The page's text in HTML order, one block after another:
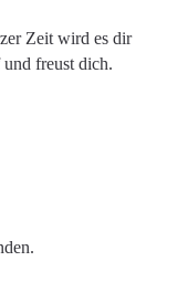
Zeit wird es dir
freust dich.